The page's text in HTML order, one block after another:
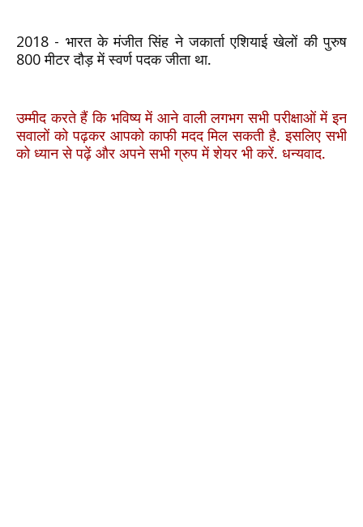
2018 - भारत के मंजीत सिंह ने जकार्ता एशियाई खेलों की पुरुष
800मीटर दौड़ में स्वर्ण पदक जीता था.
उम्मीद करते हैं कि भविष्य में आने वाली लगभग सभी परीक्षाओं में इन
सवालों को पढ़कर आपको काफी मदद मिल सकती है. इसलिए सभी
को ध्यान से पढ़ें और अपने सभी ग्रुप में शेयर भी करें. धन्यवाद.